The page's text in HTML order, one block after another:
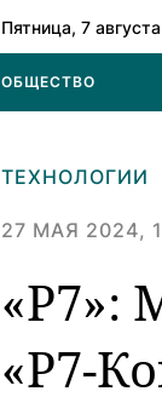
Пятница, 7
ОБЩЕСТВО
ТЕХНОЛОГИИ
27 МАЯ 2024,
«Р7»:
«Р7-